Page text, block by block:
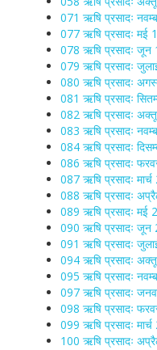
071 ऋषि प्रसादः
077 ऋषि प्रसादः मई
078 ऋषि प्रसादः जून
079 ऋषि प्रसादः
080 ऋषि प्रसादः
081 ऋषि प्रसादः
082 ऋषि प्रसादः
083 ऋषि प्रसादः
084 ऋषि प्रसादः
086 ऋषि प्रसादः
087 ऋषि प्रसादः
088 ऋषि प्रसादः
089 ऋषि प्रसादः मई
090 ऋषि प्रसादः जून
091 ऋषि प्रसादः
094 ऋषि प्रसादः
095 ऋषि प्रसादः
097 ऋषि प्रसादः
098 ऋषि प्रसादः
099 ऋषि प्रसादः
100 ऋषि प्रसादः